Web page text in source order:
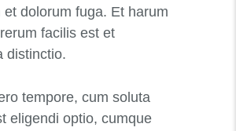
et dolorum fuga. Et harum
facilis est et
distinctio.
tempore, cum soluta
eligendi optio, cumque